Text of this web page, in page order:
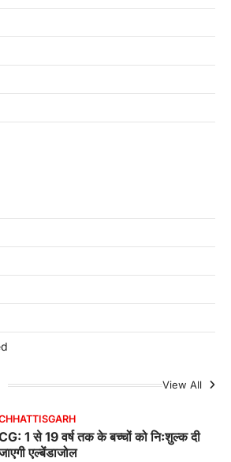
View All
जिले की 5 माह की मासूम…
छिपली की दीदियों का कमाल, बकरी
की दिशा में जिले के नगरी…
1 से 19 वर्ष तक के बच्चों को निःशुल्क दी
एल्बेंडाजोल